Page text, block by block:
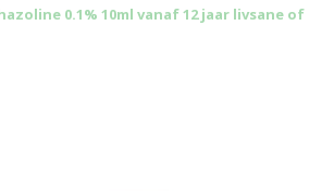
0.1% 10ml vanaf 12 jaar livsane of